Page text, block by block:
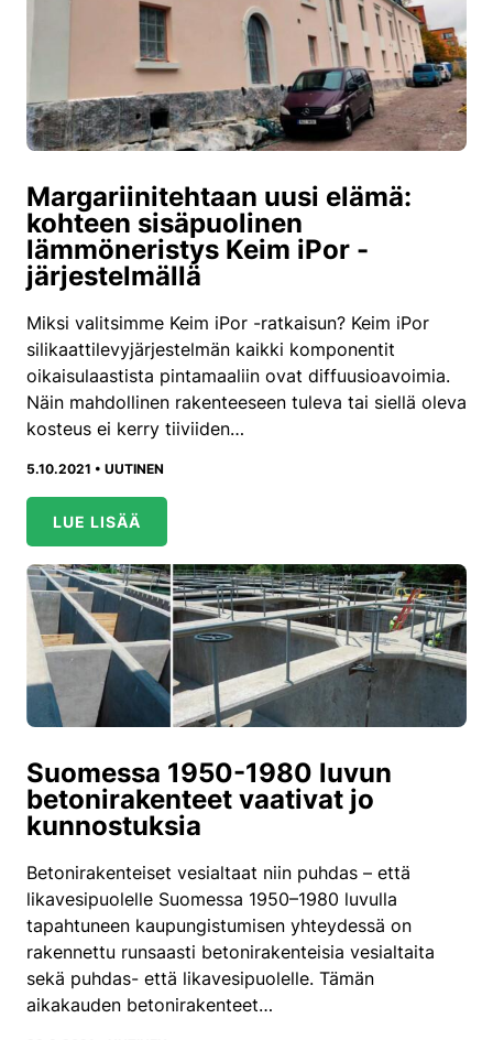
Margariinitehtaan uusi elämä:
kohteen sisäpuolinen
lämmöneristys Keim iPor -
järjestelmällä
Miksi valitsimme Keim iPor -ratkaisun? Keim iPor
silikaattilevyjärjestelmän kaikki komponentit
oikaisulaastista pintamaaliin ovat diffuusioavoimia.
Näin mahdollinen rakenteeseen tuleva tai siellä oleva
kosteus ei kerry tiiviiden…
5.10.2021 • UUTINEN
LUE LISÄÄ
Suomessa 1950-1980 luvun
betonirakenteet vaativat jo
kunnostuksia
Betonirakenteiset vesialtaat niin puhdas – että
likavesipuolelle Suomessa 1950–1980 luvulla
tapahtuneen kaupungistumisen yhteydessä on
rakennettu runsaasti betonirakenteisia vesialtaita
sekä puhdas- että likavesipuolelle. Tämän
aikakauden betonirakenteet…